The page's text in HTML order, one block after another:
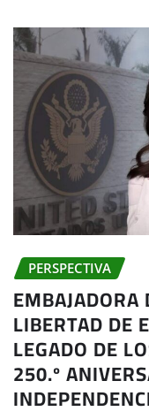
PERSPECTIVA
LIBERTAD DE
LEGADO DE
250.º